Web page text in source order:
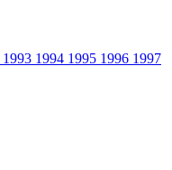
1993 1994 1995 1996 1997